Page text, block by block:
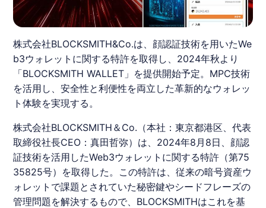
株式会社BLOCKSMITH&Co.は、顔認証技術を用いたWe
b3ウォレットに関する特許を取得し、2024年秋より
「BLOCKSMITH WALLET」を提供開始予定。MPC技術
を活用し、安全性と利便性を両立した革新的なウォレッ
ト体験を実現する。
株式会社BLOCKSMITH＆Co.（本社：東京都港区、代表
取締役社長CEO：真田哲弥）は、2024年8月8日、顔認
証技術を活用したWeb3ウォレット に関する特許（第75
35825号）を取得した。この特許は、従来の暗号資産ウ
ォレットで課題とされていた秘密鍵やシードフレーズの
管理問題を解決するもので、BLOCKSMITHはこれを基